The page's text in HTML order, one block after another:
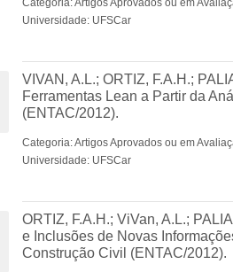
Categoria: Artigos Aprovados ou em
Universidade: UFSCar
VIVAN, A.L.; ORTIZ, F.A.H.;
Ferramentas Lean a Partir da
(ENTAC/2012).
Categoria: Artigos Aprovados ou em
Universidade: UFSCar
ORTIZ, F.A.H.; ViVan, A.L.;
e Inclusões de Novas
Construção Civil (ENTAC/2012).